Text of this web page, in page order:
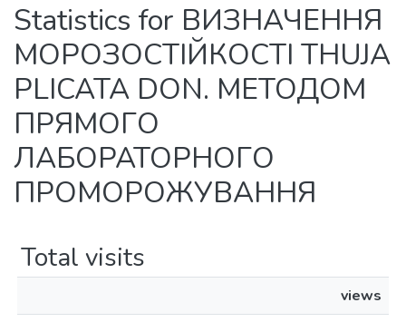
Statistics for ВИЗНАЧЕННЯ
МОРОЗОСТІЙКОСТІ THUJA
PLICATA DON. МЕТОДОМ
ПРЯМОГО
ЛАБОРАТОРНОГО
ПРОМОРОЖУВАННЯ
Total visits
views